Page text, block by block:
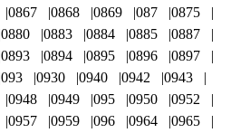
0867 0868 0869 087
0875
0880 0883 0884 0885
0887
0893 0894 0895 0896
0897
093 0930 0940 0942
0943
0948 0949 095 0950
0952
0957 0959 096 0964
0965